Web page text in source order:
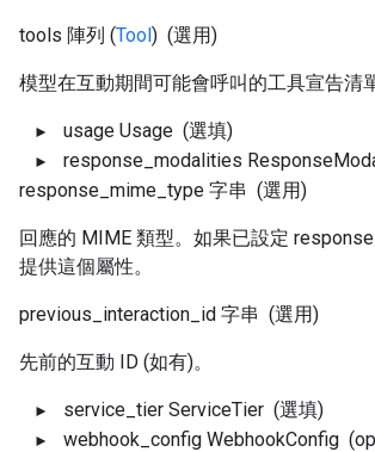
tools 陣列 (Tool) (選用)
模型在互動期間可能會呼叫的工具宣告清
usage Usage (選填)
response_modalities
response_mime_type 字串 (選用)
回應的 MIME 類型。如果已設定
提供這個屬性。
previous_interaction_id 字串 (選用)
先前的互動 ID (如有)。
service_tier ServiceTier (選填)
webhook_config WebhookConfig